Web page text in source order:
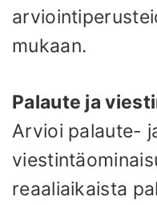
mukaan.
Palaute ja
Arvioi palaute-
reaaliaikaista